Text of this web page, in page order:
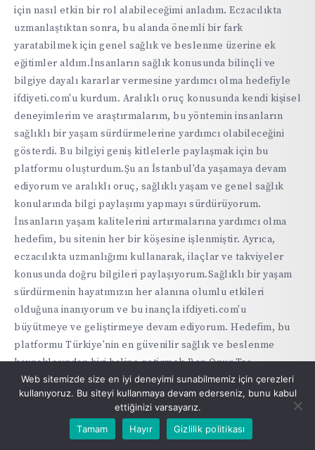
için nasıl etkin bir rol alabileceğimi anladım. Eczacılıkta
uzmanlaştıktan sonra, bu alanda önemli bir fark
yaratabilmek için genel sağlık ve beslenme üzerine ek
eğitimler aldım.İnsanların sağlık konusunda bilinçli ve
bilgiye dayalı kararlar vermesine yardımcı olma hedefiyle
ifdiyeti.com'u kurdum. Aralıklı oruç konusunda kendi kişisel
deneyimlerim ve araştırmalarım, bu yöntemin insanların
sağlıklı bir yaşam sürdürmelerine yardımcı olabileceğini
gösterdi. Bu bilgiyi geniş kitlelerle paylaşmak için bu
platformu oluşturdum.Şu an İstanbul'da yaşamaya devam
ediyorum ve aralıklı oruç, sağlıklı yaşam ve genel sağlık
konularında bilgi paylaşımı yapmayı sürdürüyorum.
İnsanların yaşam kalitelerini artırmalarına yardımcı olma
hedefim, bu sitenin her bir köşesine işlenmiştir. Ayrıca,
eczacılıkta uzmanlığımı kullanarak, ilaçlar ve takviyeler
konusunda doğru bilgileri paylaşıyorum.Sağlıklı bir yaşam
sürdürmenin hayatımızın her alanına olumlu etkileri
olduğuna inanıyorum ve bu inançla ifdiyeti.com'u
büyütmeye ve geliştirmeye devam ediyorum. Hedefim, bu
platformu Türkiye'nin en güvenilir sağlık ve beslenme
kaynaklarından biri haline getirmek.Ben Onur Taş,
sağlığınızı ve yaşam kalitenizi iyileştirmeniz için buradayım.
Sizinle bu yolculukta birlikte olmayı dört gözle
Web sitemizde size en iyi deneyimi sunabilmemiz için çerezleri
kullanıyoruz. Bu siteyi kullanmaya devam ederseniz, bunu kabul
ettiğinizi varsayarız.
Tamam
Hayır Gizlilik politikası